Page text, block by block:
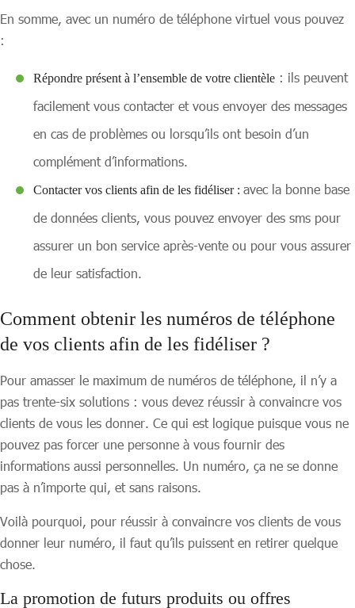
En somme, avec un numéro de téléphone virtuel vous pouvez
:
Répondre présent à l’ensemble de votre clientèle : ils peuvent
facilement vous contacter et vous envoyer des messages
en cas de problèmes ou lorsqu’ils ont besoin d’un
complément d’informations.
Contacter vos clients afin de les fidéliser : avec la bonne base
de données clients, vous pouvez envoyer des sms pour
assurer un bon service après-vente ou pour vous assurer
de leur satisfaction.
Comment obtenir les numéros de téléphone
de vos clients afin de les fidéliser ?
Pour amasser le maximum de numéros de téléphone, il n’y a
pas trente-six solutions : vous devez réussir à convaincre vos
clients de vous les donner. Ce qui est logique puisque vous ne
pouvez pas forcer une personne à vous fournir des
informations aussi personnelles. Un numéro, ça ne se donne
pas à n’importe qui, et sans raisons.
Voilà pourquoi, pour réussir à convaincre vos clients de vous
donner leur numéro, il faut qu’ils puissent en retirer quelque
chose.
La promotion de futurs produits ou offres